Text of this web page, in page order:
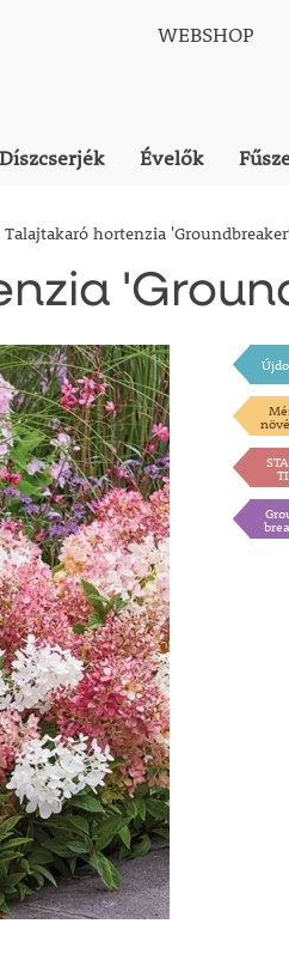
WEBSHOP
Évelők
Talajtakaró hortenzia